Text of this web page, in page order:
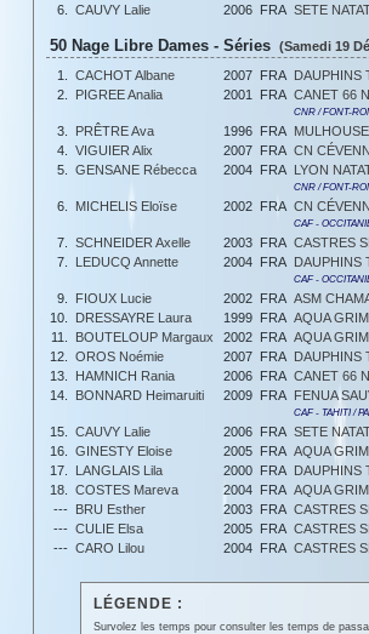
6.
CAUVY Lalie 2006 FRA SETE
50 Nage Libre Dames - Séries (Samedi 19
1.
CACHOT Albane 2007 FRA DAUPHINS
2.
PIGREE Analia 2001 FRA CANET 66
CNR / FONT-
3. PRÊTRE Ava 1996 FRA
4.
VIGUIER Alix 2007 FRA CN
5.
GENSANE Rébecca 2004 FRA LYON
CNR / FONT-
6. MICHELIS Eloïse 2002 FRA CN
CAF -
7. SCHNEIDER Axelle 2003 FRA CASTRES
7.
LEDUCQ Annette 2004 FRA DAUPHINS
CAF -
9. FIOUX Lucie 2002 FRA ASM
10.
DRESSAYRE Laura 1999 FRA AQUA
11.
BOUTELOUP Margaux 2002 FRA AQUA
12.
OROS Noémie 2007 FRA DAUPHINS
13.
HAMNICH Rania 2006 FRA CANET 66
14.
BONNARD Heimaruiti 2009 FRA FENUA
CAF - TAHITI /
15. CAUVY Lalie 2006 FRA SETE
16.
GINESTY Eloise 2005 FRA AQUA
17.
LANGLAIS Lila 2000 FRA DAUPHINS
18.
COSTES Mareva 2004 FRA AQUA
--- BRU Esther 2003 FRA CASTRES
--- CULIE Elsa 2005 FRA CASTRES
--- CARO Lilou 2004 FRA CASTRES
LÉGENDE :
Survolez les temps pour consulter les temps de